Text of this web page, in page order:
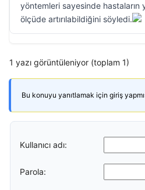
yöntemleri sayesinde hastaların
ölçüde artırılabildiğini söyledi.
1 yazı görüntüleniyor (toplam 1)
Bu konuyu yanıtlamak için giriş
Kullanıcı adı:
Parola: